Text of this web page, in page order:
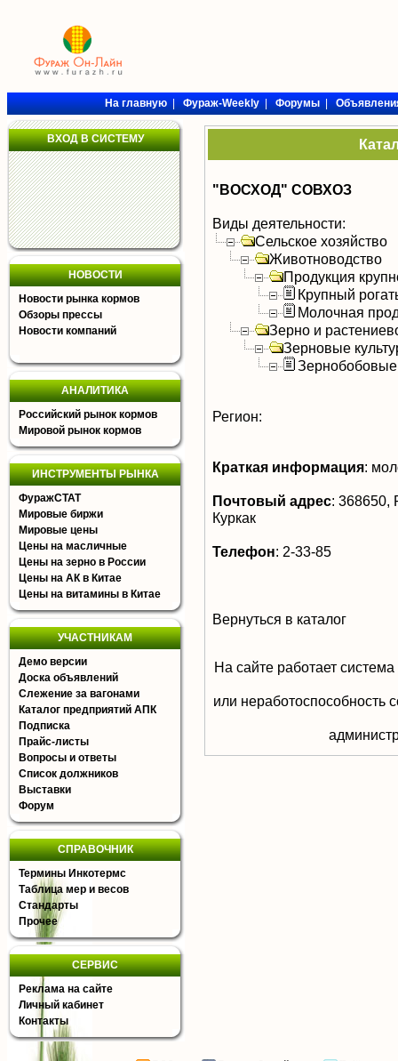
На главную|Фураж-Weekly|Форумы|
ВХОД В СИСТЕМУ
НОВОСТИ
Новости рынка кормов
Обзоры прессы
Новости компаний
АНАЛИТИКА
Российский рынок кормов
Мировой рынок кормов
ИНСТРУМЕНТЫ РЫНКА
ФуражСТАТ
Мировые биржи
Мировые цены
Цены на масличные
Цены на зерно в России
Цены на АК в Китае
Цены на витамины в Китае
УЧАСТНИКАМ
Демо версии
Доска объявлений
Слежение за вагонами
Каталог предприятий АПК
Подписка
Прайс-листы
Вопросы и ответы
Список должников
Выставки
Форум
СПРАВОЧНИК
Термины Инкотермс
Таблица мер и весов
Стандарты
Прочее
СЕРВИС
Реклама на сайте
Личный кабинет
Контакты
"ВОСХОД" СОВХОЗ
Виды деятельности:
Сельское хозяйство
Животноводство
Продукция
Крупный
Молочная
Зерно и
Зерновые
Зернобобовые
Регион:
Краткая информация:
Почтовый адрес: 368650,
Куркак
Телефон: 2-33-85
Вернуться в каталог
На сайте работает
или неработоспособность